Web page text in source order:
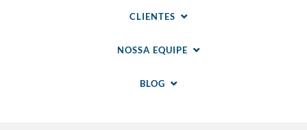
CLIENTES
NOSSA EQUIPE
BLOG